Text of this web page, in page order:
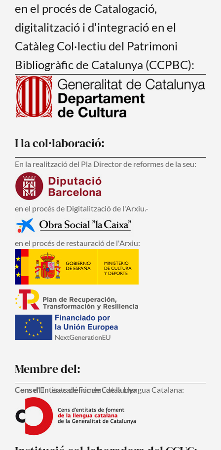
en el procés de Catalogació,
digitalització i d'integració en el
Catàleg Col·lectiu del Patrimoni
Bibliogràfic de Catalunya (CCPBC):
I la col·laboració:
En la realització del Pla Director de reformes de la seu:
en el procés de Digitalització de l'Arxiu.-
en el procés de restauració de l'Arxiu:
Membre del:
Consell Interacadèmic de Catalunya
Cens d'Entitats de Foment de la Llengua Catalana: